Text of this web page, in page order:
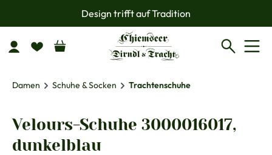
Zum Hauptinhalt springenDesign trifft auf Tradition
Damen Schuhe & Socken Trachtenschuhe
Velours-Schuhe 3000016017,
dunkelblau